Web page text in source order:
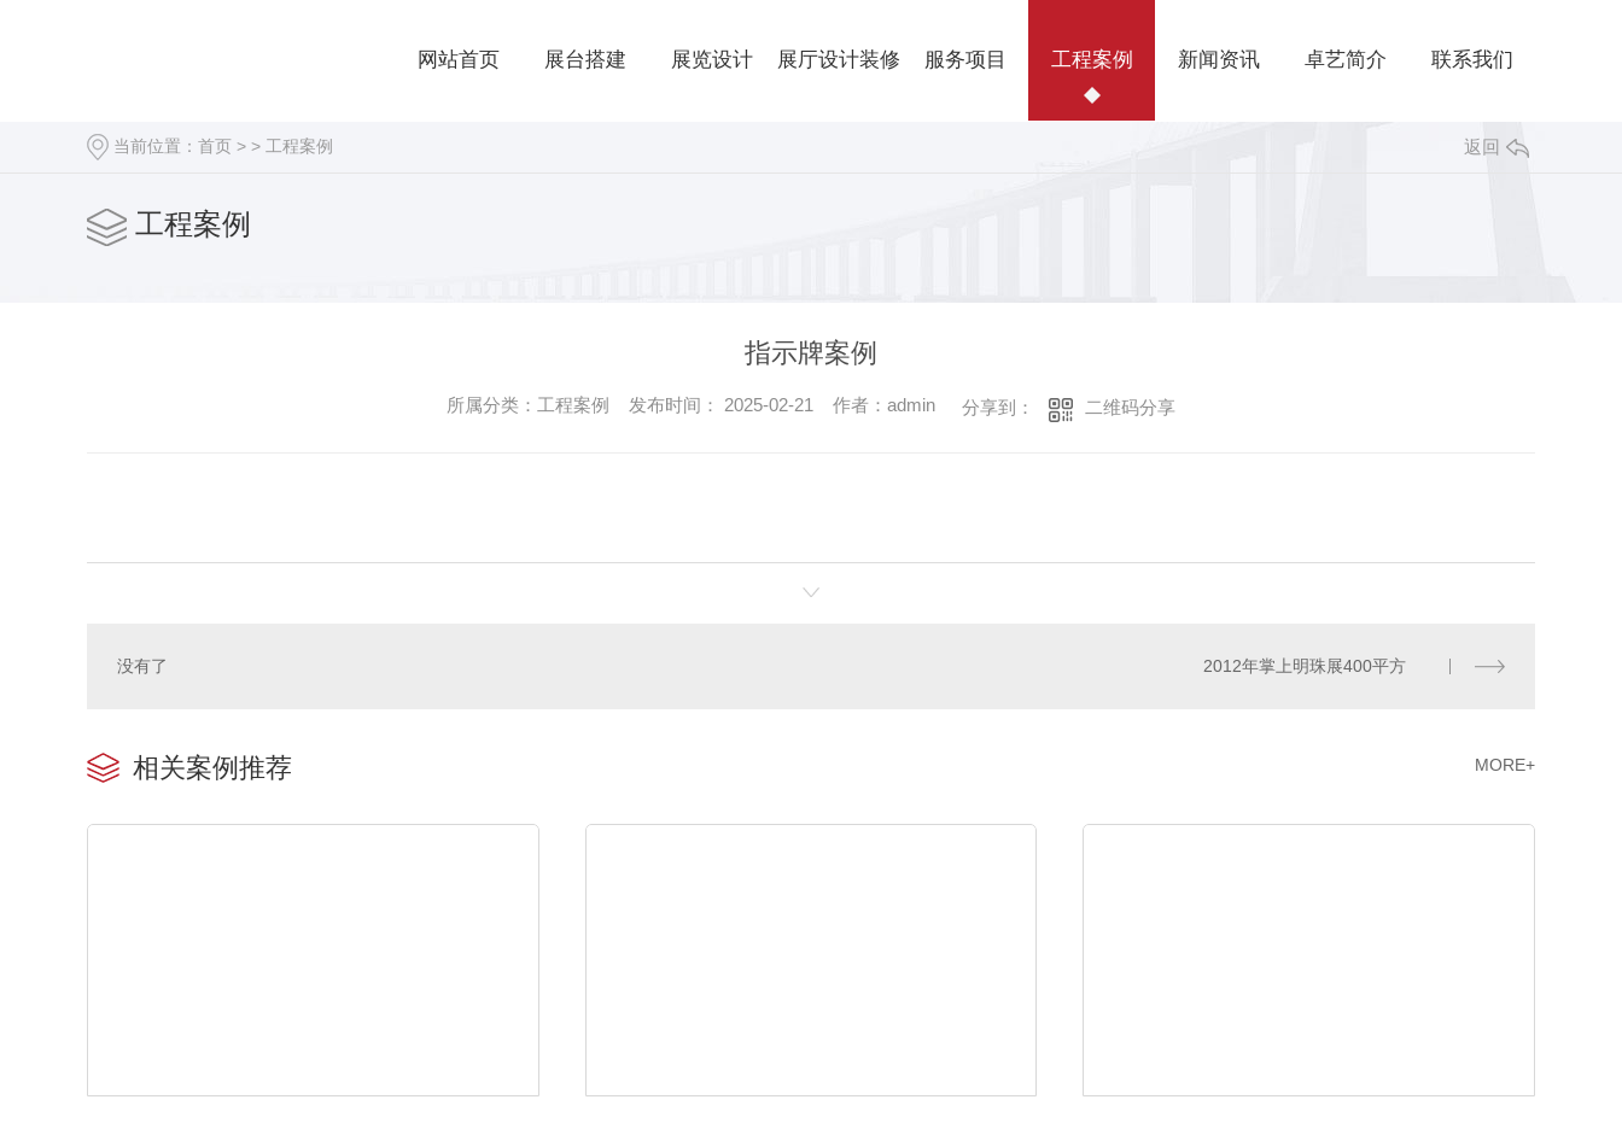
网站首页 展台搭建 展览设计 展厅设计装修 服务项目 工程案例 新闻资讯 卓艺简介 联系我们
当前位置： 首页 > > 工程案例 返回
工程案例
指示牌案例
所属分类：工程案例 发布时间： 2025-02-21 作者：admin 分享到： 二维码分享
没有了 2012年掌上明珠展400平方
相关案例推荐 MORE+